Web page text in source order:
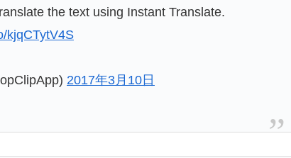
the text using Instant Translate.
kjqCTytV4S
2017年3月10日